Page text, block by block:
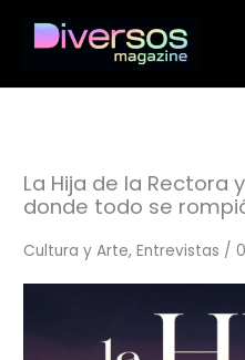
La Hija de la Rectora
donde todo se
Cultura y Arte,Entrevistas /